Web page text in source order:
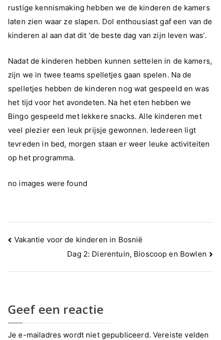
rustige kennismaking hebben we de kinderen de kamers
laten zien waar ze slapen. Dol enthousiast gaf een van de
kinderen al aan dat dit ‘de beste dag van zijn leven was’.
Nadat de kinderen hebben kunnen settelen in de kamers,
zijn we in twee teams spelletjes gaan spelen. Na de
spelletjes hebben de kinderen nog wat gespeeld en was
het tijd voor het avondeten. Na het eten hebben we
Bingo gespeeld met lekkere snacks. Alle kinderen met
veel plezier een leuk prijsje gewonnen. Iedereen ligt
tevreden in bed, morgen staan er weer leuke activiteiten
op het programma.
no images were found
Bericht
Vakantie voor de kinderen in Bosnië
Dag 2: Dierentuin, Bioscoop en Bowlen
Geef een reactie
Je e-mailadres wordt niet gepubliceerd. Vereiste velden